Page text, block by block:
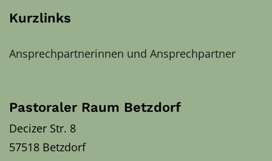
Kurzlinks
Ansprechpartnerinnen und Ansprechpartner
Pastoraler Raum Betzdorf
Decizer Str. 8
57518 Betzdorf